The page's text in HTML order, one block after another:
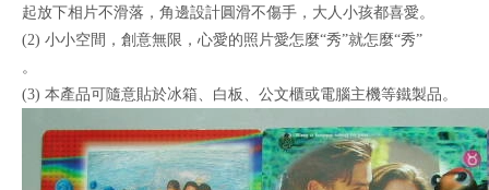
起放下相片不滑落，角邊設計圓滑不傷手，大人小孩都喜愛。
(2) 小小空間，創意無限，心愛的照片愛怎麼“秀”就怎麼“秀”
。
(3) 本產品可隨意貼於冰箱、白板、公文櫃或電腦主機等鐵製品。